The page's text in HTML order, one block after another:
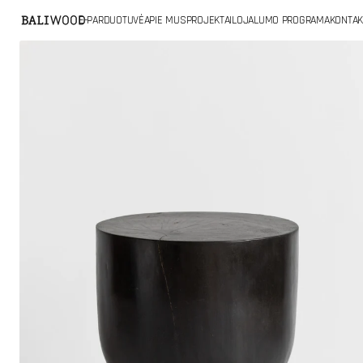
PRIE
E-PARDUOTUVĖAPIE MUSPROJEKTAILOJALUMO PROGRAMA